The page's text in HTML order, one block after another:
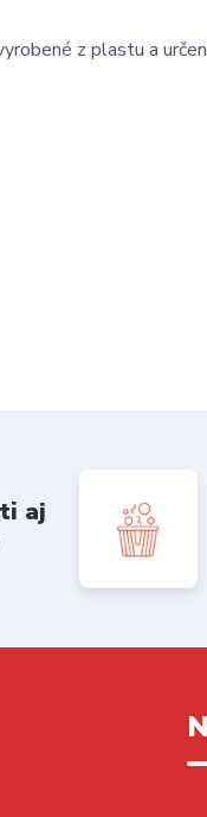
z plastu a
aj